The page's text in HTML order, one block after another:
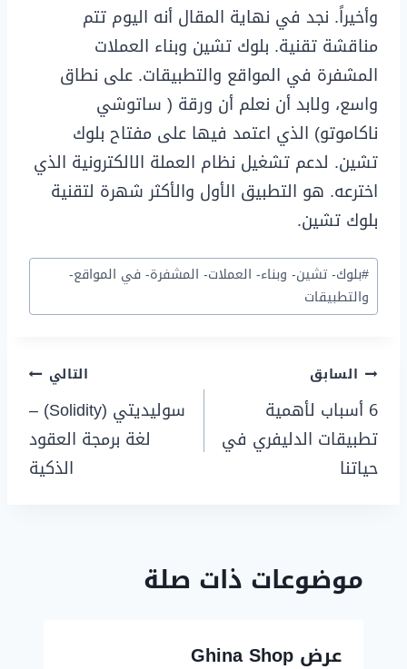
وأخيراً. نجد في نهاية المقال أنه اليوم تتم
مناقشة تقنية. بلوك تشين وبناء العملات
المشفرة في المواقع والتطبيقات. على نطاق
واسع، ولابد أن نعلم أن ورقة ( ساتوشي
ناكاموتو) الذي اعتمد فيها على مفتاح بلوك
تشين. لدعم تشغيل نظام العملة الالكترونية الذي
اخترعه. هو التطبيق الأول والأكثر شهرة لتقنية
بلوك تشين.
#بلوك- تشين- وبناء- العملات- المشفرة- في المواقع-
والتطبيقات
السابق
6 أسباب لأهمية
تطبيقات الدليفري في
حياتنا
التالي
سوليديتي (Solidity) –
لغة برمجة العقود
الذكية
موضوعات ذات صلة
عرض Ghina Shop